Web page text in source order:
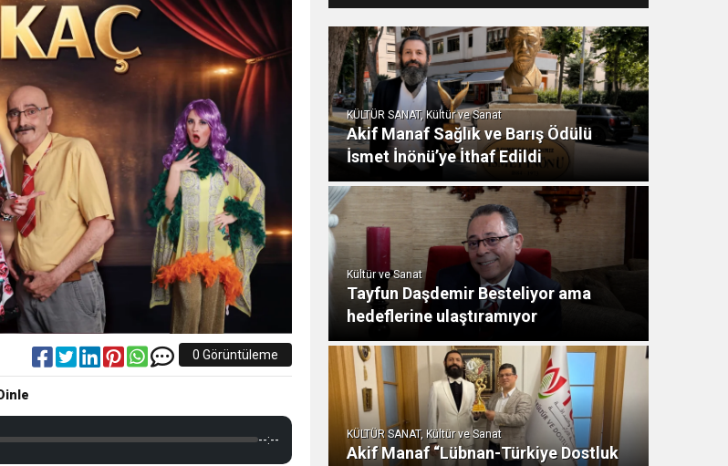
0 Görüntüleme
--:--
KÜLTÜR SANAT, Kültür ve Sanat
Akif Manaf Sağlık ve Barış Ödülü
İsmet İnönü’ye İthaf Edildi
Kültür ve Sanat
Tayfun Daşdemir Besteliyor ama
hedeflerine ulaştıramıyor
KÜLTÜR SANAT, Kültür ve Sanat
Akif Manaf “Lübnan-Türkiye Dostluk